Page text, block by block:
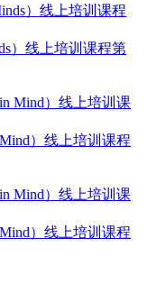
）线上培训课程第
）线上培训课程
）线上培训课程